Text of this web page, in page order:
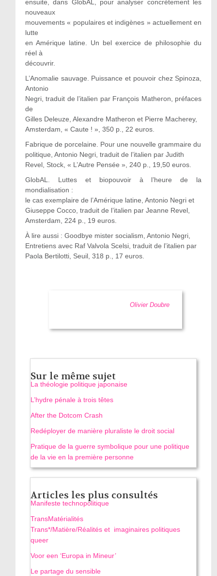
ensuite, dans GlobAL, pour analyser concrètement les
nouveaux
mouvements « populaires et indigènes » actuellement en
lutte
en Amérique latine. Un bel exercice de philosophie du
réel à
découvrir.
L’Anomalie sauvage. Puissance et pouvoir chez Spinoza,
Antonio
Negri, traduit de l’italien par François Matheron, préfaces
de
Gilles Deleuze, Alexandre Matheron et Pierre Macherey,
Amsterdam, « Caute ! », 350 p., 22 euros.
Fabrique de porcelaine. Pour une nouvelle grammaire du
politique, Antonio Negri, traduit de l’italien par Judith
Revel, Stock, « L’Autre Pensée », 240 p., 19,50 euros.
GlobAL. Luttes et biopouvoir à l’heure de la
mondialisation :
le cas exemplaire de l’Amérique latine, Antonio Negri et
Giuseppe Cocco, traduit de l’italien par Jeanne Revel,
Amsterdam, 224 p., 19 euros.
À lire aussi : Goodbye mister socialism, Antonio Negri,
Entretiens avec Raf Valvola Scelsi, traduit de l’italien par
Paola Bertilotti, Seuil, 318 p., 17 euros.
Olivier Doubre
Sur le même sujet
La théologie politique japonaise
L’hydre pénale à trois têtes
After the Dotcom Crash
Redéployer de manière pluraliste le droit social
Pratique de la guerre symbolique pour une politique
de la vie en la première personne
Articles les plus consultés
Manifeste technopolitique
TransMatérialités
Trans*/Matière/Réalités et imaginaires politiques
queer
Voor een ‘Europa in Mineur’
Le partage du sensible